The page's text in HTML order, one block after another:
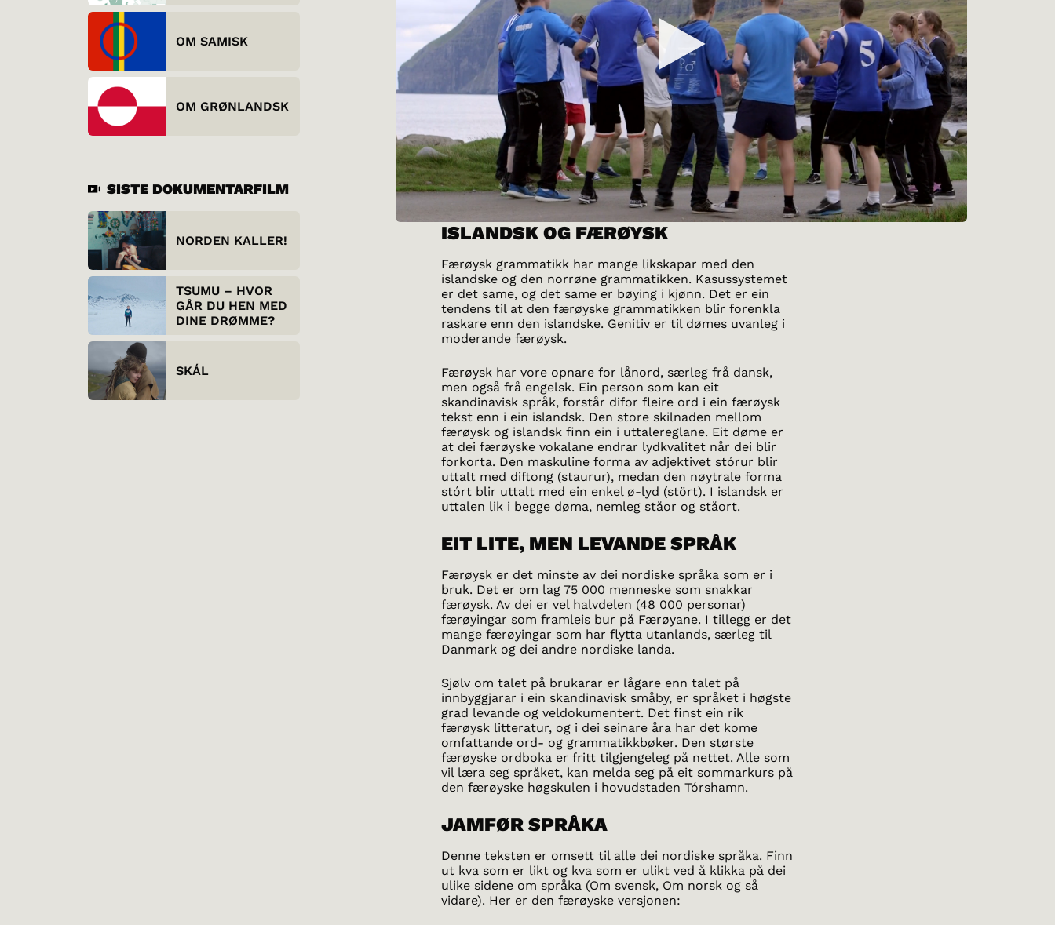
OM SAMISK
OM GRØNLANDSK
SISTE DOKUMENTARFILM
NORDEN KALLER!
TSUMU – HVOR
GÅR DU HEN MED
DINE DRØMME?
SKÁL
ISLANDSK OG FÆRØYSK
Færøysk grammatikk har mange likskapar med den
islandske og den norrøne grammatikken. Kasussystemet
er det same, og det same er bøying i kjønn. Det er ein
tendens til at den færøyske grammatikken blir forenkla
raskare enn den islandske. Genitiv er til dømes uvanleg i
moderande færøysk.
Færøysk har vore opnare for lånord, særleg frå dansk,
men også frå engelsk. Ein person som kan eit
skandinavisk språk, forstår difor fleire ord i ein færøysk
tekst enn i ein islandsk. Den store skilnaden mellom
færøysk og islandsk finn ein i uttalereglane. Eit døme er
at dei færøyske vokalane endrar lydkvalitet når dei blir
forkorta. Den maskuline forma av adjektivet stórur blir
uttalt med diftong (staurur), medan den nøytrale forma
stórt blir uttalt med ein enkel ø-lyd (stört). I islandsk er
uttalen lik i begge døma, nemleg ståor og ståort.
EIT LITE, MEN LEVANDE SPRÅK
Færøysk er det minste av dei nordiske språka som er i
bruk. Det er om lag 75 000 menneske som snakkar
færøysk. Av dei er vel halvdelen (48 000 personar)
færøyingar som framleis bur på Færøyane. I tillegg er det
mange færøyingar som har flytta utanlands, særleg til
Danmark og dei andre nordiske landa.
Sjølv om talet på brukarar er lågare enn talet på
innbyggjarar i ein skandinavisk småby, er språket i høgste
grad levande og veldokumentert. Det finst ein rik
færøysk litteratur, og i dei seinare åra har det kome
omfattande ord- og grammatikkbøker. Den største
færøyske ordboka er fritt tilgjengeleg på nettet. Alle som
vil læra seg språket, kan melda seg på eit sommarkurs på
den færøyske høgskulen i hovudstaden Tórshamn.
JAMFØR SPRÅKA
Denne teksten er omsett til alle dei nordiske språka. Finn
ut kva som er likt og kva som er ulikt ved å klikka på dei
ulike sidene om språka (Om svensk, Om norsk og så
vidare). Her er den færøyske versjonen: